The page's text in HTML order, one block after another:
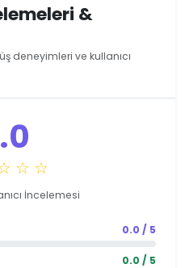
&
deneyimleri ve kullanıcı
☆ ☆
İncelemesi
0.0 / 5
0.0 / 5